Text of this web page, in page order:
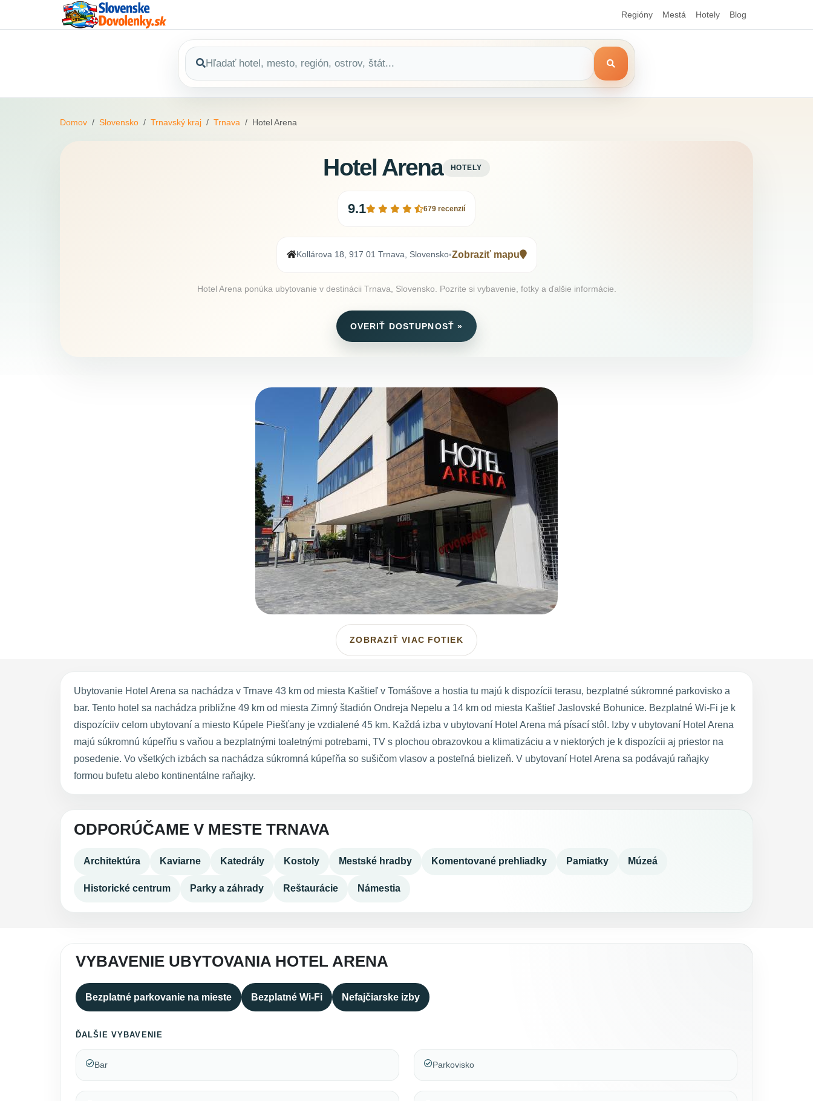
Regióny Mestá Hotely Blog
Domov Slovensko Trnavský kraj Trnava Hotel Arena
Hotel Arena HOTELY
9.1 679 recenzií
Kollárova 18, 917 01 Trnava, Slovensko•Zobraziť mapu
Hotel Arena ponúka ubytovanie v destinácii Trnava, Slovensko. Pozrite si vybavenie, fotky a ďalšie informácie.
OVERIŤ DOSTUPNOSŤ »
ZOBRAZIŤ VIAC FOTIEK
Ubytovanie Hotel Arena sa nachádza v Trnave 43 km od miesta Kaštieľ v Tomášove a hostia tu majú k dispozícii terasu, bezplatné súkromné parkovisko a
bar. Tento hotel sa nachádza približne 49 km od miesta Zimný štadión Ondreja Nepelu a 14 km od miesta Kaštieľ Jaslovské Bohunice. Bezplatné Wi-Fi je k
dispozíciiv celom ubytovaní a miesto Kúpele Piešťany je vzdialené 45 km. Každá izba v ubytovaní Hotel Arena má písací stôl. Izby v ubytovaní Hotel Arena
majú súkromnú kúpeľňu s vaňou a bezplatnými toaletnými potrebami, TV s plochou obrazovkou a klimatizáciu a v niektorých je k dispozícii aj priestor na
posedenie. Vo všetkých izbách sa nachádza súkromná kúpeľňa so sušičom vlasov a posteľná bielizeň. V ubytovaní Hotel Arena sa podávajú raňajky
formou bufetu alebo kontinentálne raňajky.
ODPORÚČAME V MESTE TRNAVA
Architektúra Kaviarne Katedrály Kostoly Mestské hradby Komentované prehliadky Pamiatky Múzeá
Historické centrum Parky a záhrady Reštaurácie Námestia
VYBAVENIE UBYTOVANIA HOTEL ARENA
Bezplatné parkovanie na mieste Bezplatné Wi-Fi Nefajčiarske izby
ĎALŠIE VYBAVENIE
Bar Parkovisko